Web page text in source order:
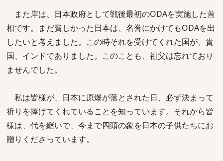
また岸は、日本政府として戦後最初のODAを実施した首
相です。まだ貧しかった日本は、名誉にかけてもODAを出
したいと考えました。この時それを受けてくれた国が、貴
国、インドでありました。このことも、祖父は忘れており
ませんでした。
私は皆様が、日本に原爆が落とされた日、必ず決まって
祈りを捧げてくれていることを知っています。それから皆
様は、代を継いで、今まで四頭の象を日本の子供たちにお
贈りくださっています。